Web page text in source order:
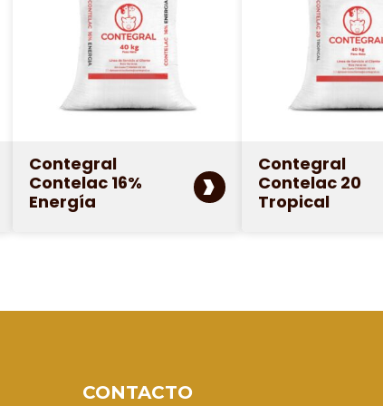
Contegral
Contelac 16%
Energía
›
Contegral
Contelac 20
Tropical
CONTACTO